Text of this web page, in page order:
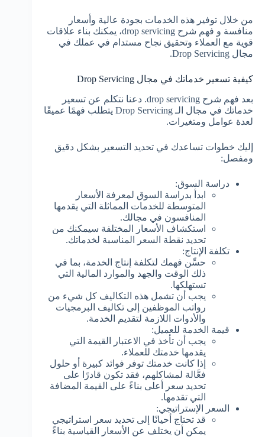
من خلال توفير هذه الخدمات بجودة عالية وأسعار
منافسة و فهم شرح drop servicing، يمكنك بناء علاقات
قوية مع العملاء وتحقيق نجاح مستدام في عملك في
مجال Drop Servicing.
كيفية تسعير خدماتك في مجال Drop Servicing
بعد فهم شرح drop servicing. دعنا نتكلم عن تسعير
خدماتك في مجال الـ Drop Servicing يتطلب فهمًا عميقًا
لعدة عوامل ومتغيرات.
إليك خطوات تساعدك في تحديد التسعير بشكل دقيق
ومفصل:
دراسة السوق:
ابدأ بدراسة السوق لمعرفة الأسعار
المتوسطة للخدمات المماثلة التي يقدمها
المنافسون في مجالك.
استكشاف الأسعار المختلفة سيمكنك من
تحديد نقطة السعر المناسبة لخدماتك.
تكلفة الإنتاج:
حسِّن فهمك لتكلفة إنتاج الخدمة، بما في
ذلك الوقت والجهد والموارد المالية التي
تستهلكها.
يجب أن تشمل هذه التكاليف كل شيء من
رواتب الموظفين إلى تكاليف البرمجيات
والأدوات اللازمة لتقديم الخدمة.
قيمة الخدمة للعميل:
يجب أن تأخذ في الاعتبار القيمة التي
يقدمها خدمتك للعملاء.
إذا كانت خدمتك توفر فوائد كبيرة أو حلول
فعَّالة لمشاكلهم، فقد تكون قادرًا على
تحديد سعر أعلى بناءً على القيمة المضافة
التي تقدمها.
السعر الإستراتيجي:
قد تحتاج أحيانًا إلى تحديد سعر استراتيجي
يمكن أن يختلف عن الأسعار القياسية بناءً